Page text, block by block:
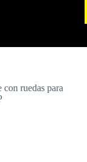
con ruedas para